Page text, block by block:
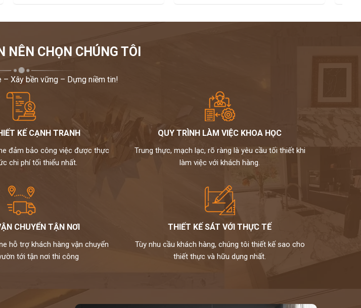
NÊN CHỌN CHÚNG TÔI
– Xây bền vững – Dựng niềm tin!
KẾ CẠNH TRANH
đảm bảo công việc được thực
chi phí tối thiểu nhất.
QUY TRÌNH LÀM VIỆC KHOA HỌC
Trung thực, mạch lạc, rõ ràng là yêu cầu tối thiết khi
làm việc với khách hàng.
CHUYỂN TẬN NƠI
hỗ trợ khách hàng vận chuyển
tới tận nơi thi công
THIẾT KẾ SÁT VỚI THỰC TẾ
Tùy nhu cầu khách hàng, chúng tôi thiết kế sao cho
thiết thực và hữu dụng nhất.